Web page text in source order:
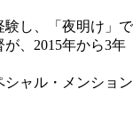
験し、「夜明け」で
、2015年から3年
シャル・メンション